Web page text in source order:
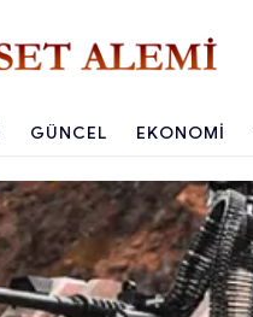
GÜNCEL EKONOMI